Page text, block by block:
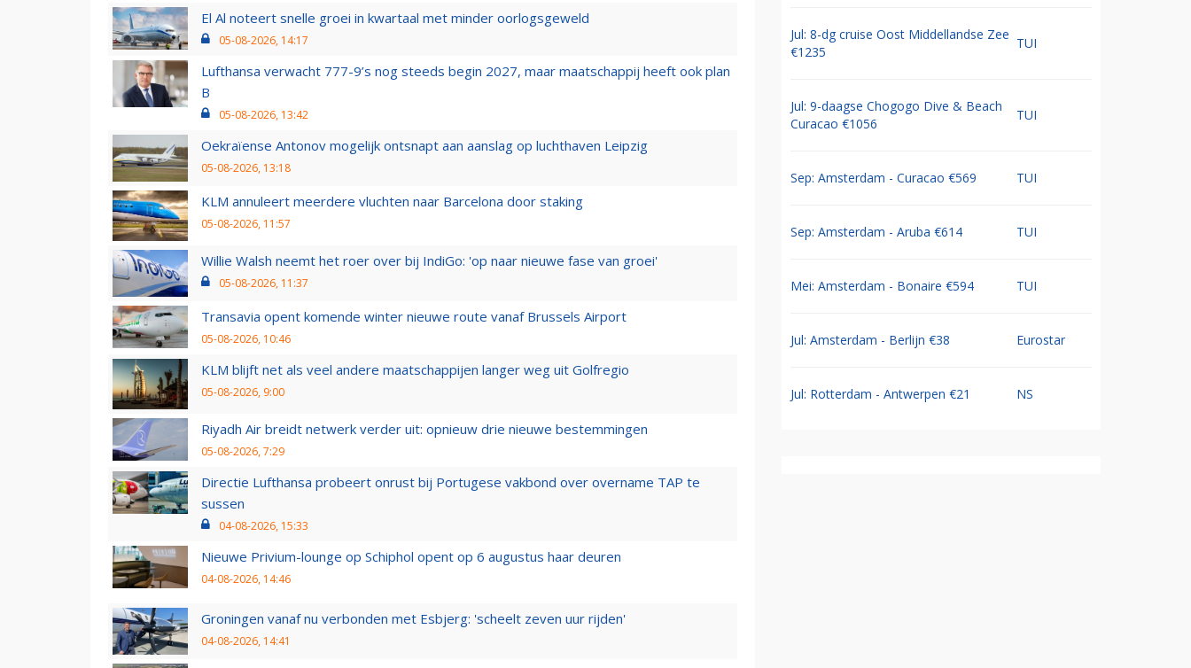
El Al noteert snelle groei in kwartaal met minder oorlogsgeweld
05-08-2026, 14:17
Lufthansa verwacht 777-9’s nog steeds begin 2027, maar maatschappij heeft ook plan
B
05-08-2026, 13:42
Oekraïense Antonov mogelijk ontsnapt aan aanslag op luchthaven Leipzig
05-08-2026, 13:18
KLM annuleert meerdere vluchten naar Barcelona door staking
05-08-2026, 11:57
Willie Walsh neemt het roer over bij IndiGo: 'op naar nieuwe fase van groei'
05-08-2026, 11:37
Transavia opent komende winter nieuwe route vanaf Brussels Airport
05-08-2026, 10:46
KLM blijft net als veel andere maatschappijen langer weg uit Golfregio
05-08-2026, 9:00
Riyadh Air breidt netwerk verder uit: opnieuw drie nieuwe bestemmingen
05-08-2026, 7:29
Directie Lufthansa probeert onrust bij Portugese vakbond over overname TAP te
sussen
04-08-2026, 15:33
Nieuwe Privium-lounge op Schiphol opent op 6 augustus haar deuren
04-08-2026, 14:46
Groningen vanaf nu verbonden met Esbjerg: 'scheelt zeven uur rijden'
04-08-2026, 14:41
Jul: 8-dg cruise Oost Middellandse Zee
€1235
TUI
Jul: 9-daagse Chogogo Dive & Beach
Curacao €1056
TUI
Sep: Amsterdam - Curacao €569 TUI
Sep: Amsterdam - Aruba €614 TUI
Mei: Amsterdam - Bonaire €594 TUI
Jul: Amsterdam - Berlijn €38 Eurostar
Jul: Rotterdam - Antwerpen €21 NS